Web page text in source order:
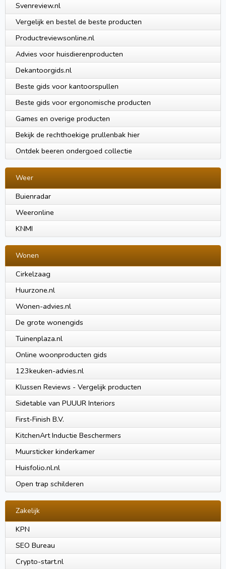
Svenreview.nl
Vergelijk en bestel de beste producten
Productreviewsonline.nl
Advies voor huisdierenproducten
Dekantoorgids.nl
Beste gids voor kantoorspullen
Beste gids voor ergonomische producten
Games en overige producten
Bekijk de rechthoekige prullenbak hier
Ontdek beeren ondergoed collectie
Weer
Buienradar
Weeronline
KNMI
Wonen
Cirkelzaag
Huurzone.nl
Wonen-advies.nl
De grote wonengids
Tuinenplaza.nl
Online woonproducten gids
123keuken-advies.nl
Klussen Reviews - Vergelijk producten
Sidetable van PUUUR Interiors
First-Finish B.V.
KitchenArt Inductie Beschermers
Muursticker kinderkamer
Huisfolio.nl.nl
Open trap schilderen
Zakelijk
KPN
SEO Bureau
Crypto-start.nl